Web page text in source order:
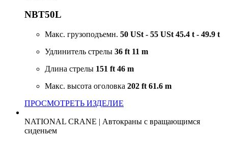
NBT50L
Макс. грузоподъемн. 50 USt - 55 USt 45.4 t - 49.9 t
Удлинитель стрелы 36 ft 11 m
Длина стрелы 151 ft 46 m
Макс. высота оголовка 202 ft 61.6 m
ПРОСМОТРЕТЬ ИЗДЕЛИЕ
NATIONAL CRANE | Автокраны с вращающимся
сиденьем